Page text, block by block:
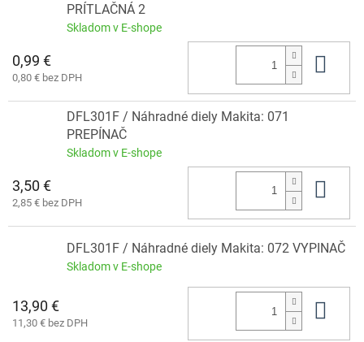
PRÍTLAČNÁ 2
Skladom v E-shope
0,99 €
0,80 € bez DPH
DFL301F / Náhradné diely Makita: 071
PREPÍNAČ
Skladom v E-shope
3,50 €
2,85 € bez DPH
DFL301F / Náhradné diely Makita: 072 VYPINAČ
Skladom v E-shope
13,90 €
11,30 € bez DPH